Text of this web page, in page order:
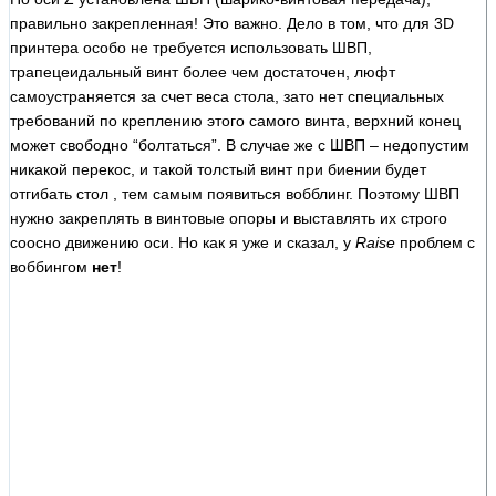
правильно закрепленная! Это важно. Дело в том, что для 3D
принтера особо не требуется использовать ШВП,
трапецеидальный винт более чем достаточен, люфт
самоустраняется за счет веса стола, зато нет специальных
требований по креплению этого самого винта, верхний конец
может свободно “болтаться”. В случае же с ШВП – недопустим
никакой перекос, и такой толстый винт при биении будет
отгибать стол , тем самым появиться вобблинг. Поэтому ШВП
нужно закреплять в винтовые опоры и выставлять их строго
соосно движению оси. Но как я уже и сказал, у Raise проблем с
воббингом нет!